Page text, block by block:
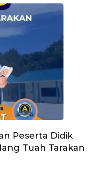
Peserta Didik
Tuah Tarakan